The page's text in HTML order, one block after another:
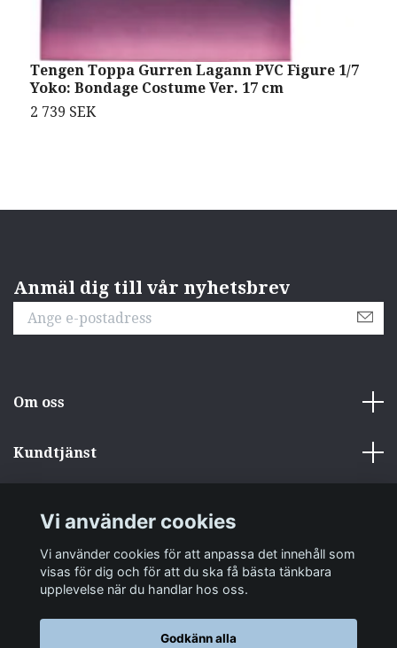
Tengen Toppa Gurren Lagann PVC Figure 1/7
Yoko: Bondage Costume Ver. 17 cm
2 739 SEK
Anmäl dig till vår nyhetsbrev
Om oss
Kundtjänst
Sociala medier
Vi använder cookies
Vi använder cookies för att anpassa det innehåll som
visas för dig och för att du ska få bästa tänkbara
upplevelse när du handlar hos oss.
Godkänn alla